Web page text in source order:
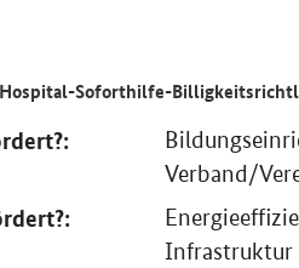
Soforthilfe-
Verband/
Infrastruktur